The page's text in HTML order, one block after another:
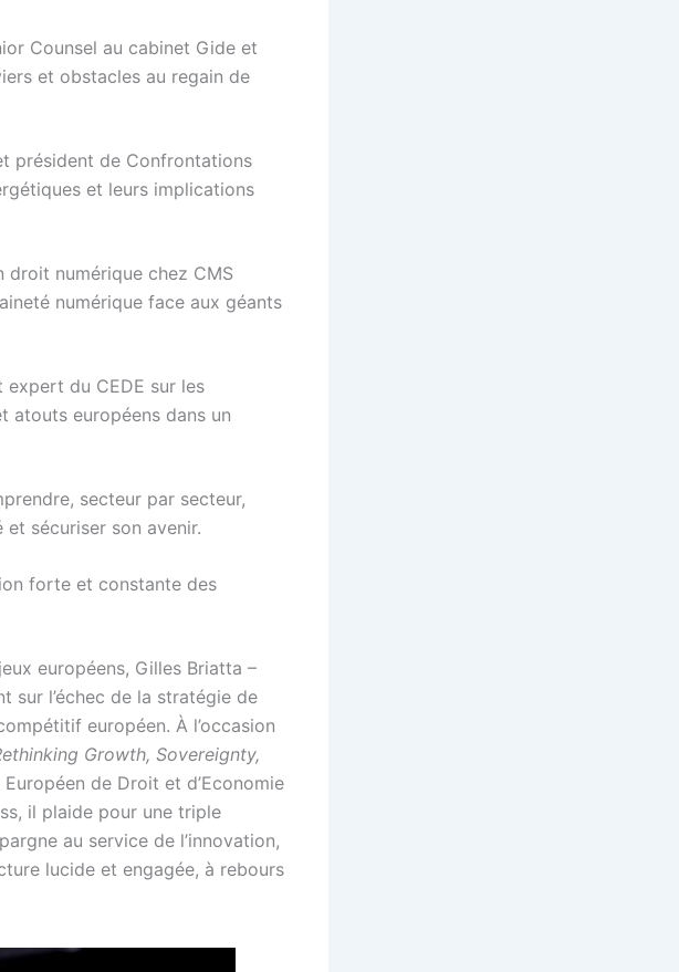
Counsel au cabinet Gide et
et obstacles au regain de
président de Confrontations
et leurs implications
droit numérique chez CMS
numérique face aux géants
expert du CEDE sur les
atouts européens dans un
secteur par secteur,
sécuriser son avenir.
forte et constante des
européens, Gilles Briatta –
sur l’échec de la stratégie de
européen. À l’occasion
Growth, Sovereignty,
de Droit et d’Economie
il plaide pour une triple
au service de l’innovation,
lucide et engagée, à rebours